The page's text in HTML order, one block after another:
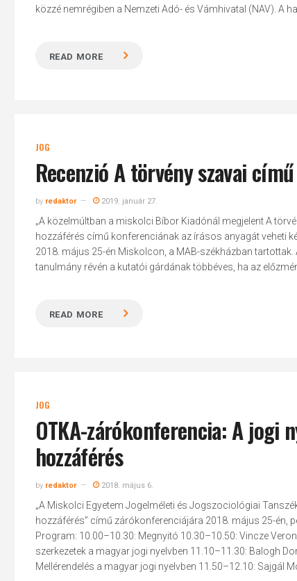
közzé nemrégiben a Nemzeti Adó- és Vámhivatal (NAV). A
READ MORE
JOG
Recenzió A törvény szavai
by redaktor 2019. január 27.
„A közelmúltban a miskolci Bíbor Kiadónál megjelent A
hozzáférés című konferenciá­nak az írásos anyagát veheti
2018. május 25-én Miskolcon, a MAB-székházban
tanulmány révén a kutatói gárdának többéves, ha az
READ MORE
JOG
OTKA-zárókonferencia: A jogi
hozzáférés
by redaktor 2018. május 6.
„A Miskolci Egyetem Jogelméleti és Jogszociológiai
hozzáférés” című zárókonferenciájára 2018. május 25-én,
Program: 10.00–10.30: Megnyitó 10.30–10.50: Vincze
szerkezetek a magyar jogi nyelvben 11.10–11.30: Balogh
Mellérendelés a magyar jogi nyelvben 11.50–12.10: Sajgál